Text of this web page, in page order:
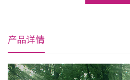
产品详情